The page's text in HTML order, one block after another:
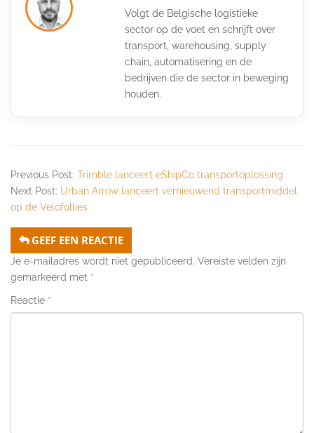
Volgt de Belgische logistieke
sector op de voet en schrijft over
transport, warehousing, supply
chain, automatisering en de
bedrijven die de sector in beweging
houden.
Previous Post: Trimble lanceert eShipCo transportoplossing
Next Post: Urban Arrow lanceert vernieuwend transportmiddel
op de Velofollies
GEEF EEN REACTIE
Je e-mailadres wordt niet gepubliceerd. Vereiste velden zijn
gemarkeerd met *
Reactie *